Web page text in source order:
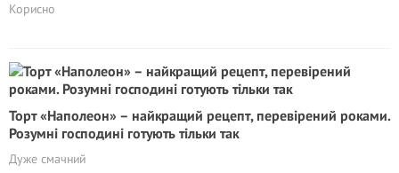
Корисно
Торт «Наполеон» – найкращий рецепт, перевірений роками.
Розумні господині готують тільки так
Дуже смачний